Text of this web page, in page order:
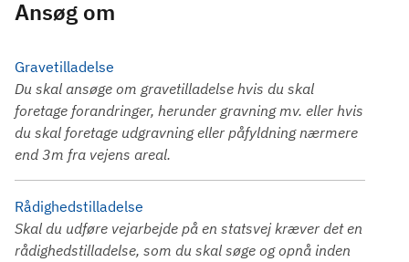
Ansøg om
Gravetilladelse
Du skal ansøge om gravetilladelse hvis du skal
foretage forandringer, herunder gravning mv. eller hvis
du skal foretage udgravning eller påfyldning nærmere
end 3m fra vejens areal.
Rådighedstilladelse
Skal du udføre vejarbejde på en statsvej kræver det en
rådighedstilladelse, som du skal søge og opnå inden